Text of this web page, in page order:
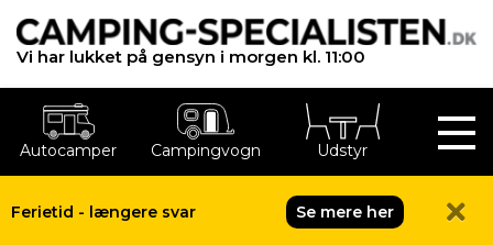
Vi har lukket på gensyn i morgen kl. 11:00
Autocamper Campingvogn Udstyr
Ferietid - længere svar
Se mere her